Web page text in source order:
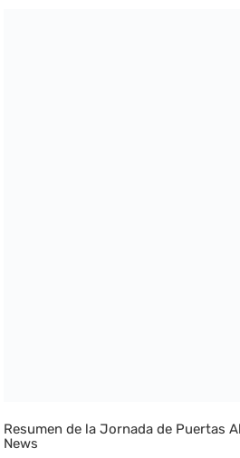
Resumen de la Jornada de Puertas
News